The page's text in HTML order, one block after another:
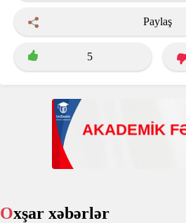
Paylaş
5
Oxşar xəbərlər